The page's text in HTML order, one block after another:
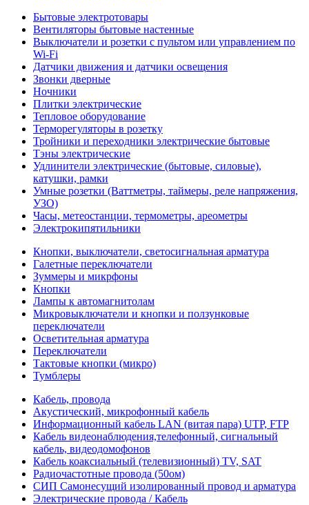
Бытовые электротовары
Вентиляторы бытовые настенные
Выключатели и розетки с пультом или управлением по
Wi-Fi
Датчики движения и датчики освещения
Звонки дверные
Ночники
Плитки электрические
Тепловое оборудование
Терморегуляторы в розетку
Тройники и переходники электрические бытовые
Тэны электрические
Удлинители электрические (бытовые, силовые),
катушки, рамки
Умные розетки (Ваттметры, таймеры, реле напряжения,
УЗО)
Часы, метеостанции, термометры, ареометры
Электрокипятильники
Кнопки, выключатели, светосигнальная арматура
Галетные переключатели
Зуммеры и микрфоны
Кнопки
Лампы к автомагнитолам
Микровыключатели и кнопки и ползунковые
переключатели
Осветительная арматура
Переключатели
Тактовые кнопки (микро)
Тумблеры
Кабель, провода
Акустический, микрофонный кабель
Информационный кабель LAN (витая пара) UTP, FTP
Кабель видеонаблюдения,телефонный, сигнальный
кабель, видеодомофонов
Кабель коаксиальный (телевизионный) TV, SAT
Радиочастотные провода (50ом)
СИП Самонесущий изолированный провод и арматура
Электрические провода / Кабель